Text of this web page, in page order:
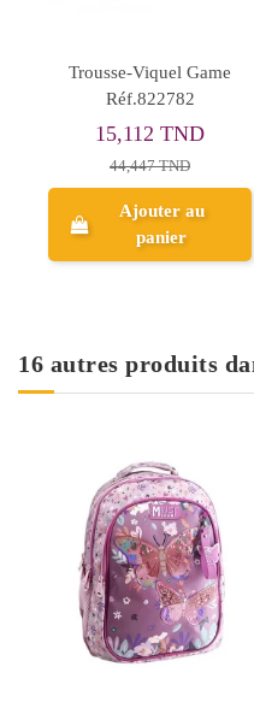
Trousse-Viquel Game
Réf.822782
15,112 TND
44,447 TND
Ajouter au
panier
16 autres produits
Rupture de stock